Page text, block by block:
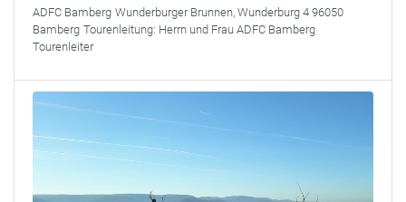
ADFC Bamberg Wunderburger Brunnen, Wunderburg 4 96050
Bamberg Tourenleitung: Herrn und Frau ADFC Bamberg
Tourenleiter